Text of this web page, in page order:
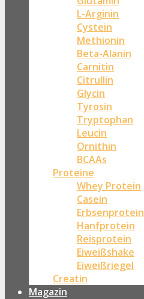
L-Arginin
Cystein
Methionin
Beta-Alanin
Carnitin
Citrullin
Glycin
Tyrosin
Tryptophan
Leucin
Ornithin
BCAAs
Proteine
Whey Protein
Casein
Erbsenprotein
Hanfprotein
Reisprotein
Eiweißshake
Eiweißriegel
Creatin
Magazin